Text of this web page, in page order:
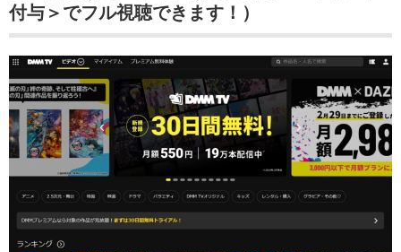
付与＞でフル視聴できます！）